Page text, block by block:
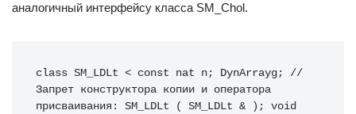
аналогичный интерфейсу класса SM_Chol.
class SM_LDLt < const nat n; DynArrayg; //
Запрет конструктора копии и оператора
присваивания: SM_LDLt ( SM_LDLt & ); void